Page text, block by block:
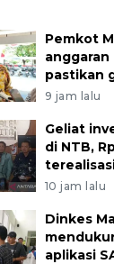
Pemkot
pastikan
9 jam lalu
Geliat
di NTB,
10 jam lalu
Dinkes
aplikasi